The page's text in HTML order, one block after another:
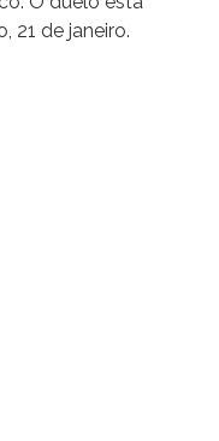
21 de janeiro.